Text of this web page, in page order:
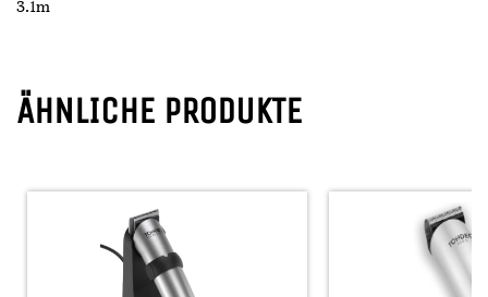
3.1m
ÄHNLICHE PRODUKTE